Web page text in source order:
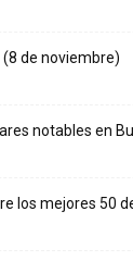
(8 de noviembre)
notables en
los mejores 50